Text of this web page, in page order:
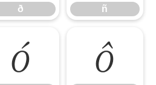
ð ñ
ó ô